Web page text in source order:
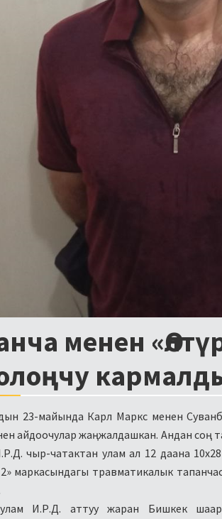
менен
23-майында Карл Маркс менен
айдоочулар жаңжалдашкан. Андан
чыр-чатактан улам ал 12 даана
маркасындагы травматикалык
И.Р.Д. аттуу жаран Бишкек